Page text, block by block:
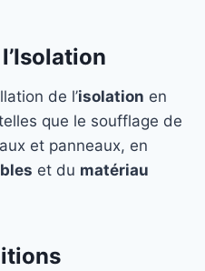
de l’isolation en
que le soufflage de
et panneaux, en
et du matériau